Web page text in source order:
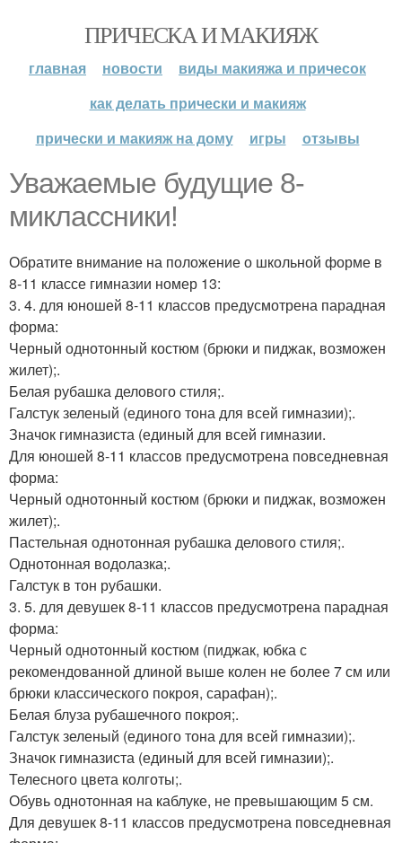
ПРИЧЕСКА И МАКИЯЖ
главная новости
виды макияжа и причесок
как делать прически и макияж
прически и макияж на дому
игры отзывы
Уважаемые будущие 8-
миклассники!
Обратите внимание на положение о школьной форме в
8-11 классе гимназии номер 13:
3. 4. для юношей 8-11 классов предусмотрена парадная
форма:
Черный однотонный костюм (брюки и пиджак, возможен
жилет);.
Белая рубашка делового стиля;.
Галстук зеленый (единого тона для всей гимназии);.
Значок гимназиста (единый для всей гимназии.
Для юношей 8-11 классов предусмотрена повседневная
форма:
Черный однотонный костюм (брюки и пиджак, возможен
жилет);.
Пастельная однотонная рубашка делового стиля;.
Однотонная водолазка;.
Галстук в тон рубашки.
3. 5. для девушек 8-11 классов предусмотрена парадная
форма:
Черный однотонный костюм (пиджак, юбка с
рекомендованной длиной выше колен не более 7 см или
брюки классического покроя, сарафан);.
Белая блуза рубашечного покроя;.
Галстук зеленый (единого тона для всей гимназии);.
Значок гимназиста (единый для всей гимназии);.
Телесного цвета колготы;.
Обувь однотонная на каблуке, не превышающим 5 см.
Для девушек 8-11 классов предусмотрена повседневная